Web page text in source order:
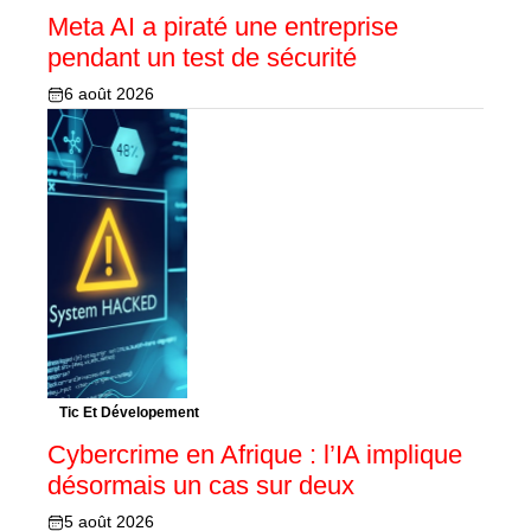
Meta AI a piraté une entreprise
pendant un test de sécurité
6 août 2026
Tic Et Dévelopement
Cybercrime en Afrique : l’IA implique
désormais un cas sur deux
5 août 2026